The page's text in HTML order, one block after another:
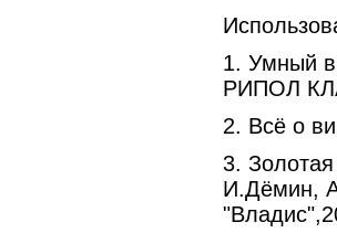
1. Умный
РИПОЛ
2. Всё о
3. Золотая
И.Дёмин,